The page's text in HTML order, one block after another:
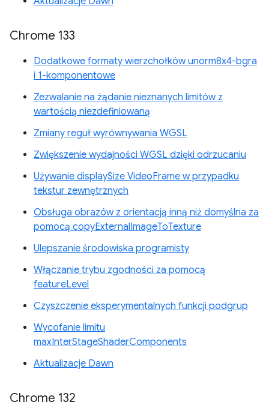
Chrome 133
Dodatkowe formaty wierzchołków unorm8x4-bgra
i 1-komponentowe
Zezwalanie na żądanie nieznanych limitów z
wartością niezdefiniowaną
Zmiany reguł wyrównywania WGSL
Zwiększenie wydajności WGSL dzięki odrzucaniu
Używanie displaySize VideoFrame w przypadku
tekstur zewnętrznych
Obsługa obrazów z orientacją inną niż domyślna za
pomocą copyExternalImageToTexture
Ulepszanie środowiska programisty
Włączanie trybu zgodności za pomocą
featureLevel
Czyszczenie eksperymentalnych funkcji podgrup
Wycofanie limitu
maxInterStageShaderComponents
Aktualizacje Dawn
Chrome 132